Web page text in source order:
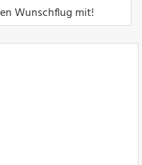
Wunschflug mit!